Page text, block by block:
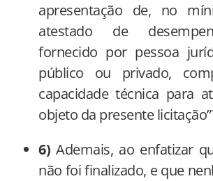
apresentação de, no
atestado de
fornecido por pessoa
público ou privado,
capacidade técnica para
objeto da presente
6) Ademais, ao enfatizar
não foi finalizado, e que